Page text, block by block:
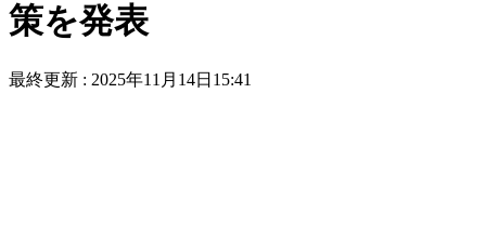
策を発表
最終更新 : 2025年11月14日15:41